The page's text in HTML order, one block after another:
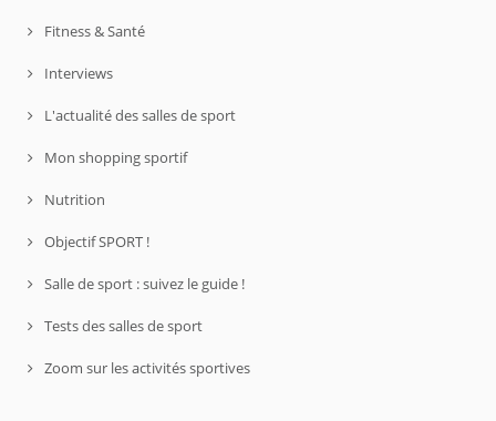
Fitness & Santé
Interviews
L'actualité des salles de sport
Mon shopping sportif
Nutrition
Objectif SPORT !
Salle de sport : suivez le guide !
Tests des salles de sport
Zoom sur les activités sportives